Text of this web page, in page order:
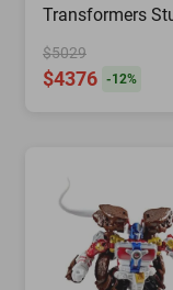
Transformers
Series
$5029
$4376 -12%